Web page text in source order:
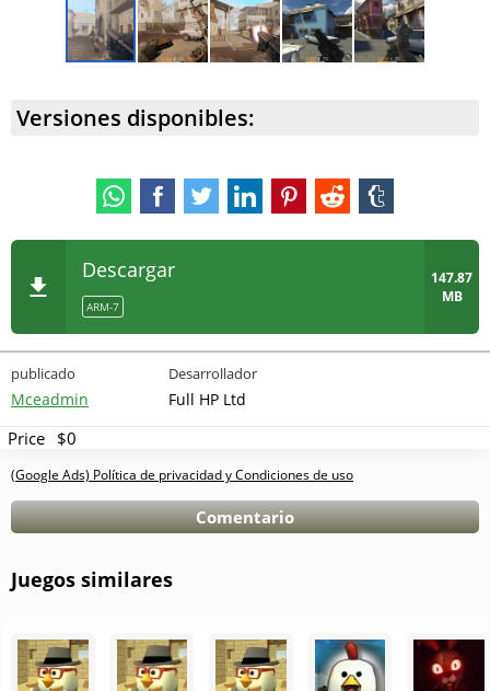
Versiones disponibles:
Descargar
ARM-7
147.87
MB
publicado
Mceadmin
Desarrollador
Full HP Ltd
Price $0
(Google Ads) Política de privacidad y Condiciones de uso
Comentario
Juegos similares